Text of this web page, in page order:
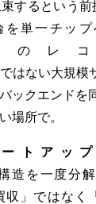
するという前
単一チップ
のレ
はない大規
ックエンドを
場所で。
トアッ
造を一度分
収」ではなく